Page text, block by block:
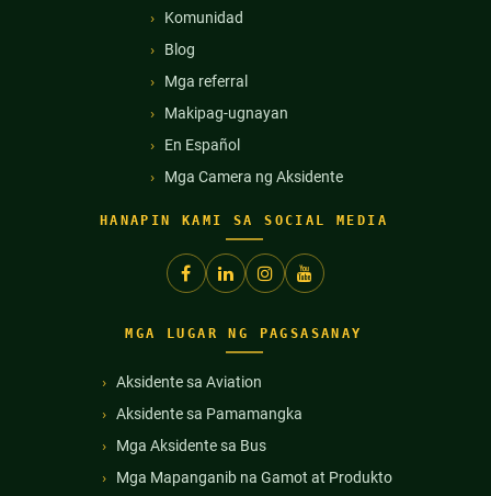
Komunidad
Blog
Mga referral
Makipag-ugnayan
En Español
Mga Camera ng Aksidente
HANAPIN KAMI SA SOCIAL MEDIA
MGA LUGAR NG PAGSASANAY
Aksidente sa Aviation
Aksidente sa Pamamangka
Mga Aksidente sa Bus
Mga Mapanganib na Gamot at Produkto